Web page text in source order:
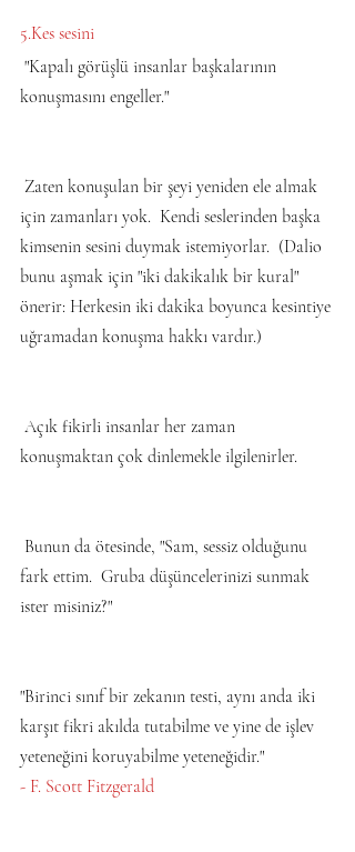
5.Kes sesini
konuşmasını engeller."
için zamanları yok.  Kendi seslerinden başka
kimsenin sesini duymak istemiyorlar.  (Dalio
bunu aşmak için "iki dakikalık bir kural"
önerir: Herkesin iki dakika boyunca kesintiye
uğramadan konuşma hakkı vardır.)
konuşmaktan çok dinlemekle ilgilenirler.
fark ettim.  Gruba düşüncelerinizi sunmak
ister misiniz?"
"Birinci sınıf bir zekanın testi, aynı anda iki
karşıt fikri akılda tutabilme ve yine de işlev
yeteneğini koruyabilme yeteneğidir."
- F. Scott Fitzgerald